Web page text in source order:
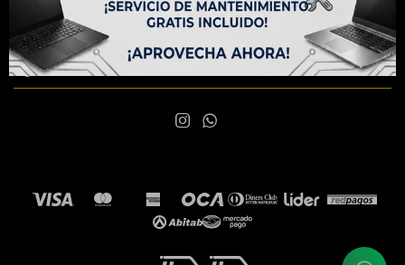
¡Suscribite y recibí todas nuestras novedades!
SUSCRIBIRME
 